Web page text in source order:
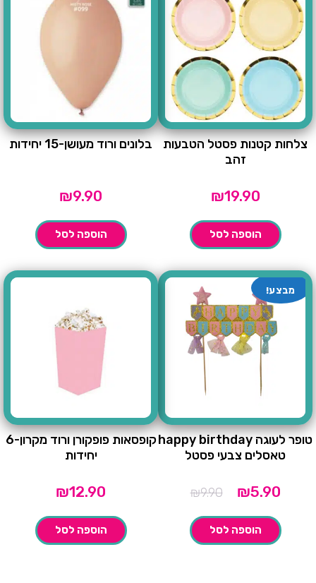
צלחות קטנות פסטל הטבעות
זהב
₪19.90
הוספה לסל
בלונים ורוד מעושן-15 יחידות
₪9.90
הוספה לסל
מבצע!
טופר לעוגה happy birthday
טאסלים צבעי פסטל
₪9.90
המחיר
היה:
₪5.90
הוא:
הוספה לסל
קופסאות פופקורן ורוד מקרון-6
יחידות
₪12.90
הוספה לסל